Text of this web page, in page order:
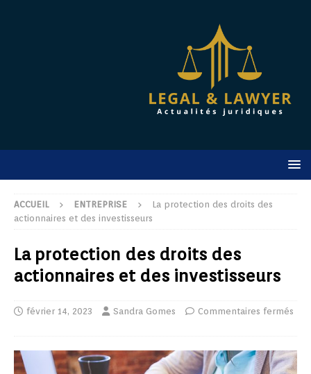
ACCUEIL ENTREPRISE
La protection des droits des
actionnaires et des investisseurs
La protection des droits des
actionnaires et des investisseurs
février 14, 2023 Sandra Gomes Commentaires fermés